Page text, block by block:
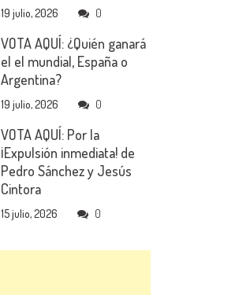
19 julio, 2026 0
VOTA AQUÍ: ¿Quién ganará
el el mundial, España o
Argentina?
19 julio, 2026 0
VOTA AQUÍ: Por la
¡Expulsión inmediata! de
Pedro Sánchez y Jesús
Cintora
15 julio, 2026 0